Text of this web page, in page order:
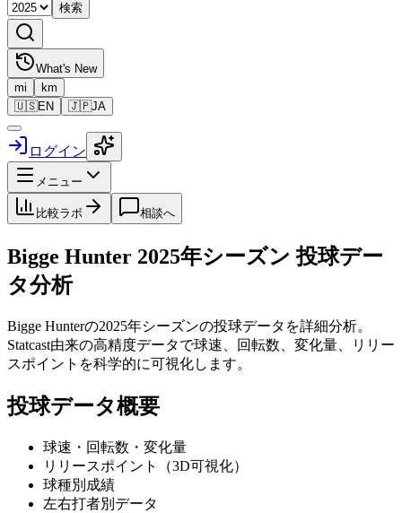
検索
What's New
mi
km
🇺🇸EN 🇯🇵JA
ログイン
メニュー
比較ラボ 相談へ
Bigge Hunter 2025年シーズン 投球デー
タ分析
Bigge Hunterの2025年シーズンの投球データを詳細分析。
Statcast由来の高精度データで球速、回転数、変化量、リリー
スポイントを科学的に可視化します。
投球データ概要
球速・回転数・変化量
リリースポイント（3D可視化）
球種別成績
左右打者別データ